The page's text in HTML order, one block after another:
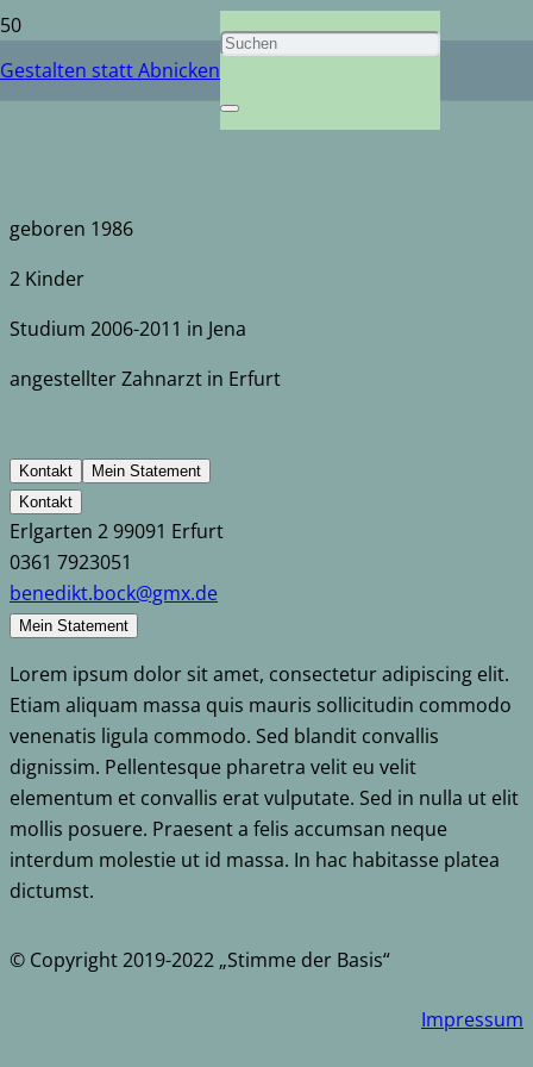
Gestalten statt Abnicken
Benedikt Bock
geboren 1986
2 Kinder
Studium 2006-2011 in Jena
angestellter Zahnarzt in Erfurt
Kontakt
Mein Statement
Kontakt
Erlgarten 2 99091 Erfurt
0361 7923051
benedikt.bock@gmx.de
Mein Statement
Lorem ipsum dolor sit amet, consectetur adipiscing elit.
Etiam aliquam massa quis mauris sollicitudin commodo
venenatis ligula commodo. Sed blandit convallis
dignissim. Pellentesque pharetra velit eu velit
elementum et convallis erat vulputate. Sed in nulla ut elit
mollis posuere. Praesent a felis accumsan neque
interdum molestie ut id massa. In hac habitasse platea
dictumst.
© Copyright 2019-2022 „Stimme der Basis“
Impressum